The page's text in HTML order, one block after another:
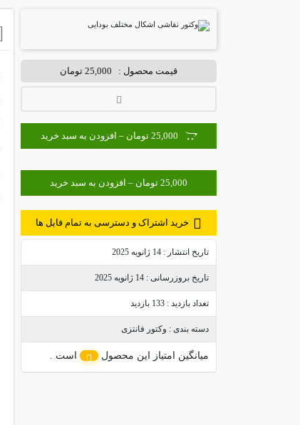
قیمت محصول : 25,000 تومان
25,000 تومان – افزودن به سبد خرید
خرید اشتراک و دسترسی به تمام فایل ها
تاریخ انتشار : 14 ژانویه 2025
تاریخ بروزرسانی : 14 ژانویه 2025
تعداد بازدید : 133 بازدید
دسته بندی : وکتور فانتزی
میانگین امتیاز این محصول است .